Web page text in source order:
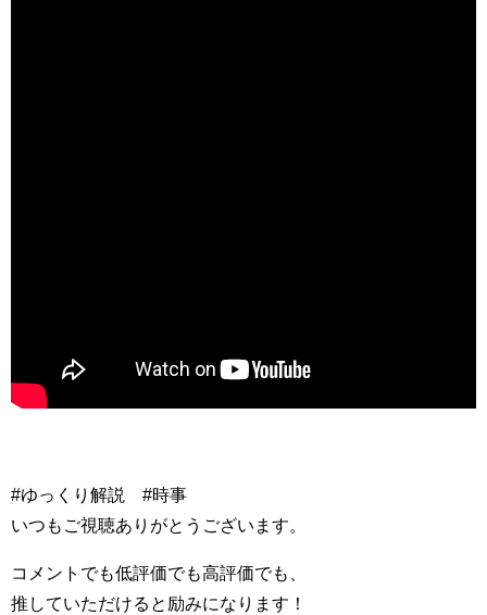
#ゆっくり解説 #時事
いつもご視聴ありがとうございます。
コメントでも低評価でも高評価でも、
推していただけると励みになります！